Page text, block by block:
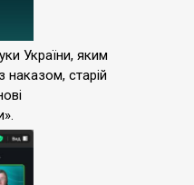
України, яким
наказом, старій